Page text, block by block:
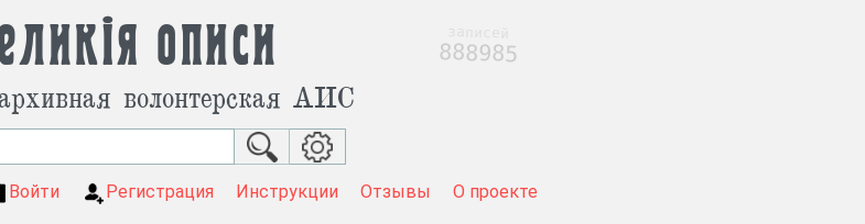
описи
волонтерская АИС
Войти Регистрация Инструкции Отзывы О проекте
888985